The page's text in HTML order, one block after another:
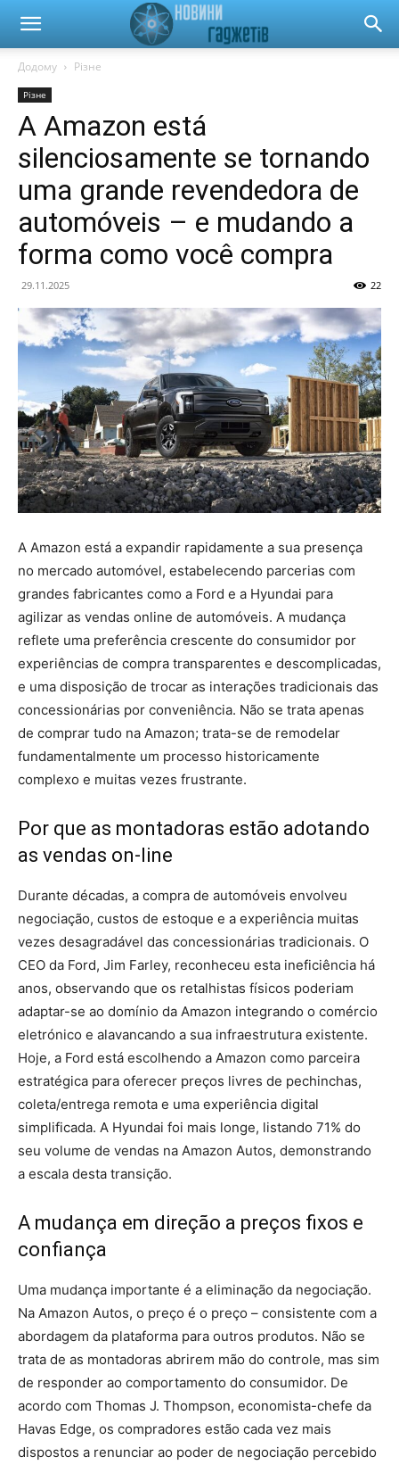
Новини
гаджетів
автомобілів
Додому Різне
Різне
A Amazon está
silenciosamente se tornando
uma grande revendedora de
automóveis – e mudando a
forma como você compra
29.11.2025 22
A Amazon está a expandir rapidamente a sua presença
no mercado automóvel, estabelecendo parcerias com
grandes fabricantes como a Ford e a Hyundai para
agilizar as vendas online de automóveis. A mudança
reflete uma preferência crescente do consumidor por
experiências de compra transparentes e descomplicadas,
e uma disposição de trocar as interações tradicionais das
concessionárias por conveniência. Não se trata apenas
de comprar tudo na Amazon; trata-se de remodelar
fundamentalmente um processo historicamente
complexo e muitas vezes frustrante.
Por que as montadoras estão adotando
as vendas on-line
Durante décadas, a compra de automóveis envolveu
negociação, custos de estoque e a experiência muitas
vezes desagradável das concessionárias tradicionais. O
CEO da Ford, Jim Farley, reconheceu esta ineficiência há
anos, observando que os retalhistas físicos poderiam
adaptar-se ao domínio da Amazon integrando o comércio
eletrónico e alavancando a sua infraestrutura existente.
Hoje, a Ford está escolhendo a Amazon como parceira
estratégica para oferecer preços livres de pechinchas,
coleta/entrega remota e uma experiência digital
simplificada. A Hyundai foi mais longe, listando 71% do
seu volume de vendas na Amazon Autos, demonstrando
a escala desta transição.
A mudança em direção a preços fixos e
confiança
Uma mudança importante é a eliminação da negociação.
Na Amazon Autos, o preço é o preço – consistente com a
abordagem da plataforma para outros produtos. Não se
trata de as montadoras abrirem mão do controle, mas sim
de responder ao comportamento do consumidor. De
acordo com Thomas J. Thompson, economista-chefe da
Havas Edge, os compradores estão cada vez mais
dispostos a renunciar ao poder de negociação percebido